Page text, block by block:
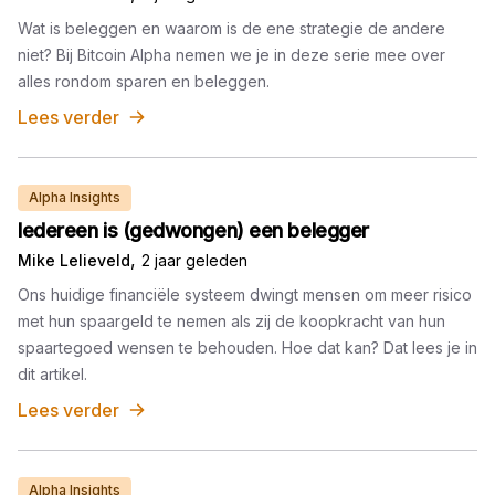
Wat is beleggen en waarom is de ene strategie de andere
niet? Bij Bitcoin Alpha nemen we je in deze serie mee over
alles rondom sparen en beleggen.
Lees verder
Iedereen is (gedwongen) een belegger
Alpha Insights
Mike Lelieveld, 2 jaar geleden
Ons huidige financiële systeem dwingt mensen om meer risico
met hun spaargeld te nemen als zij de koopkracht van hun
spaartegoed wensen te behouden. Hoe dat kan? Dat lees je in
dit artikel.
Lees verder
Alpha Insights